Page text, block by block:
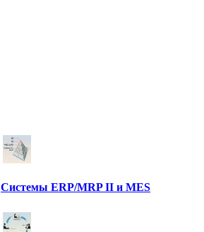
Системы ERP/MRP II и MES